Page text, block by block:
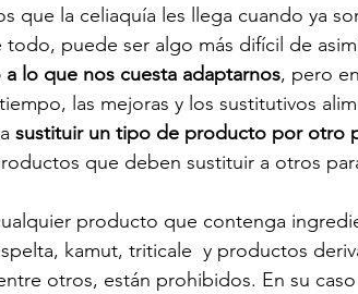
que la celiaquía les llega cuando ya
puede ser algo más difícil de
lo que nos cuesta adaptarnos, pero
las mejoras y los sustitutivos
sustituir un tipo de producto por otro
que deben sustituir a otros
producto que contenga
kamut, triticale  y productos
otros, están prohibidos. En su caso